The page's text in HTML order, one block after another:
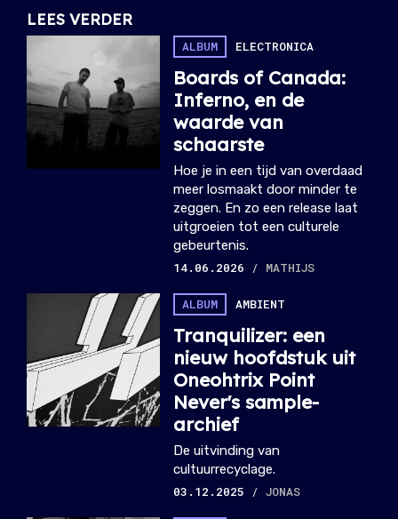
LEES VERDER
ALBUM ELECTRONICA
Boards of Canada:
Inferno, en de
waarde van
schaarste
Hoe je in een tijd van overdaad
meer losmaakt door minder te
zeggen. En zo een release laat
uitgroeien tot een culturele
gebeurtenis.
14.06.2026
/ MATHIJS
ALBUM AMBIENT
Tranquilizer: een
nieuw hoofdstuk uit
Oneohtrix Point
Never's sample-
archief
De uitvinding van
cultuurrecyclage.
03.12.2025
/ JONAS